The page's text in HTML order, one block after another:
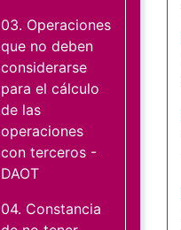
03. Operaciones
que no deben
considerarse
para el cálculo
de las
operaciones
con terceros -
DAOT
04. Constancia